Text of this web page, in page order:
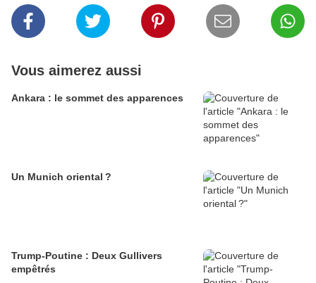
Vous aimerez aussi
Ankara : le sommet des apparences
Un Munich oriental ?
Trump-Poutine : Deux Gullivers
empêtrés